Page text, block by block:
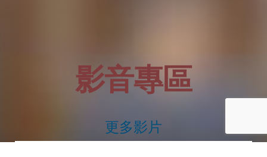
影音專區
更多影片